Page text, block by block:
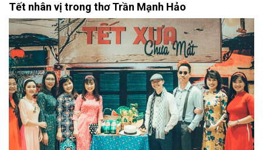
Tết nhân vị trong thơ Trần Mạnh Hảo